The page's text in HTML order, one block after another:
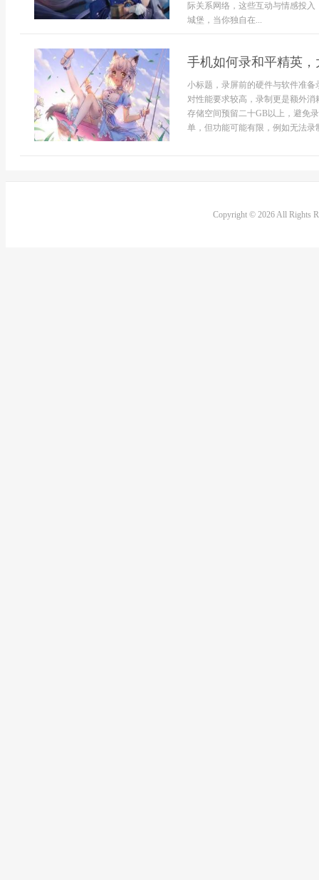
际关系网络，这些互动与情感投
城堡，当你独自在...
手机如何录和平精英
小标题，录屏前的硬件与软件准
对性能要求较高，录制更是额外
存储空间预留二十GB以上，避免
单，但功能可能有限，例如无法录
Copyright © 2026 All Rights